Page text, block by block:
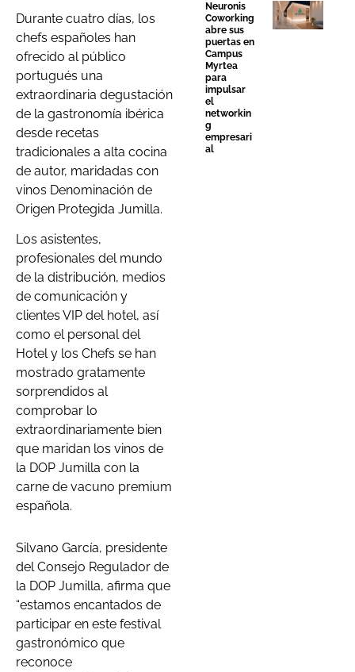
Durante cuatro días, los
chefs españoles han
ofrecido al público
portugués una
extraordinaria degustación
de la gastronomía ibérica
desde recetas
tradicionales a alta cocina
de autor, maridadas con
vinos Denominación de
Origen Protegida Jumilla.
Los asistentes,
profesionales del mundo
de la distribución, medios
de comunicación y
clientes VIP del hotel, así
como el personal del
Hotel y los Chefs se han
mostrado gratamente
sorprendidos al
comprobar lo
extraordinariamente bien
que maridan los vinos de
la DOP Jumilla con la
carne de vacuno premium
española.
Silvano García, presidente
del Consejo Regulador de
la DOP Jumilla, afirma que
“estamos encantados de
participar en este festival
gastronómico que
reconoce
Neuronis
Coworking
abre sus
puertas en
Campus
Myrtea
para
impulsar
el
networkin
g
empresari
al